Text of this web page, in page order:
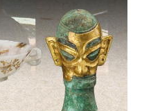
时尚 悦读
亚太网 上市公司